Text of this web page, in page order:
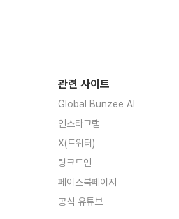
관련 사이트
Global Bunzee AI
인스타그램
X(트위터)
링크드인
페이스북페이지
공식 유튜브